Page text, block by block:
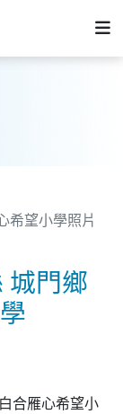
希望小學照片
城門鄉
合雁心希望小